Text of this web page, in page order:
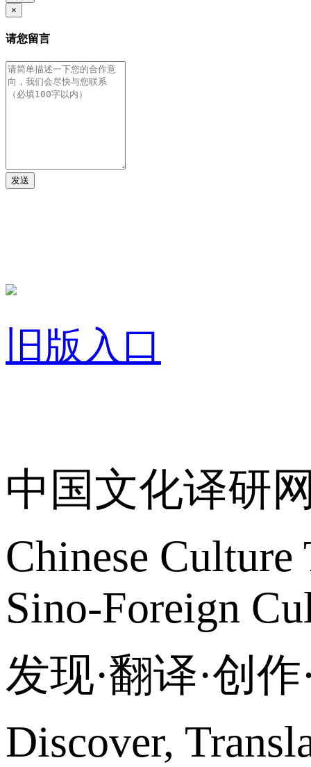
×
请您留言
发送
旧版入口
中国文化译研
Chinese
Sino-Foreign
发现·翻译·创
Discover,